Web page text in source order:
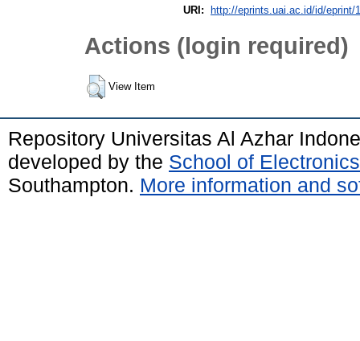
URI:
http://eprints.uai.ac.id/id/eprint/
Actions (login required)
View Item
Repository Universitas Al Azhar
developed by the School of
Southampton. More information and